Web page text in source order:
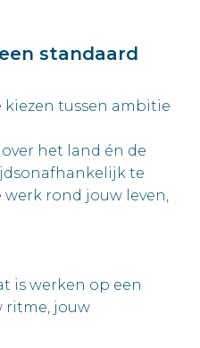
standaard
tussen ambitie
het land én de
te
rond jouw leven,
is werken op een
ritme, jouw